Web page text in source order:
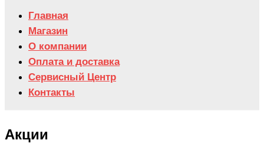
Главная
Магазин
О компании
Оплата и доставка
Сервисный Центр
Контакты
Акции